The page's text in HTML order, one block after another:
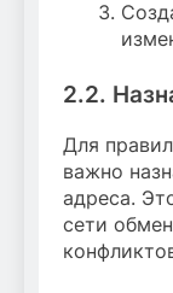
2.2.
Для
важно
адреса.
сети